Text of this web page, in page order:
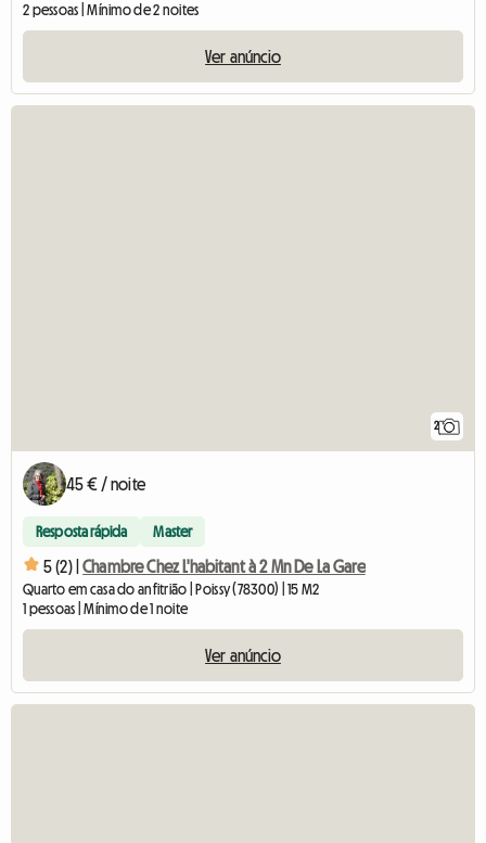
2 pessoas | Mínimo de 2 noites
Ver anúncio
2
45 € / noite
Resposta rápida Master
5 (2) | Chambre Chez L'habitant à 2 Mn De La Gare
Quarto em casa do anfitrião | Poissy (78300) | 15 M2
1 pessoas | Mínimo de 1 noite
Ver anúncio